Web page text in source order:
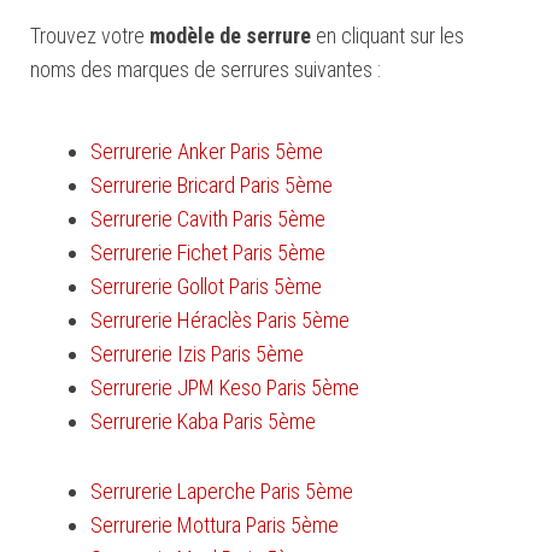
Trouvez votre modèle de serrure en cliquant sur les
noms des marques de serrures suivantes :
Serrurerie Anker Paris 5ème
Serrurerie Bricard Paris 5ème
Serrurerie Cavith Paris 5ème
Serrurerie Fichet Paris 5ème
Serrurerie Gollot Paris 5ème
Serrurerie Héraclès Paris 5ème
Serrurerie Izis Paris 5ème
Serrurerie JPM Keso Paris 5ème
Serrurerie Kaba Paris 5ème
Serrurerie Laperche Paris 5ème
Serrurerie Mottura Paris 5ème